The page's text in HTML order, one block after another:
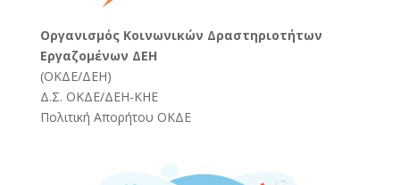
Oργανισμός Κοινωνικών Δραστηριοτήτων
Εργαζομένων ΔΕΗ
(ΟΚΔΕ/ΔΕΗ)
Δ.Σ. ΟΚΔΕ/ΔΕΗ-ΚΗΕ
Πολιτική Απορήτου ΟΚΔΕ